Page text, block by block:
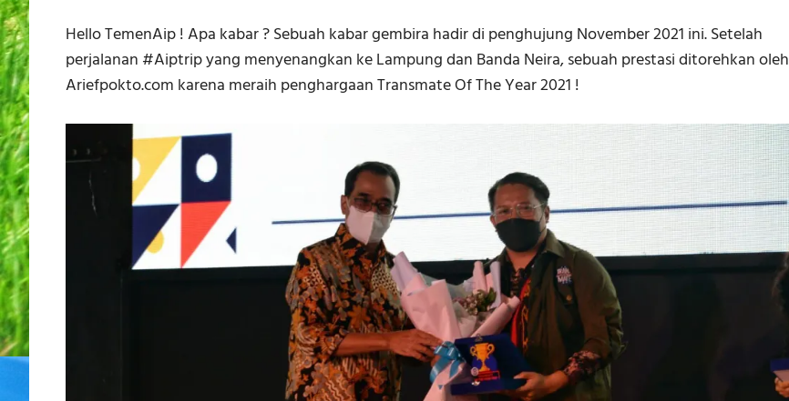
Hello TemenAip ! Apa kabar ? Sebuah kabar gembira hadir di penghujung November 2021 ini. Setelah
perjalanan #Aiptrip yang menyenangkan ke Lampung dan Banda Neira, sebuah prestasi ditorehkan oleh
Ariefpokto.com karena meraih penghargaan Transmate Of The Year 2021 !